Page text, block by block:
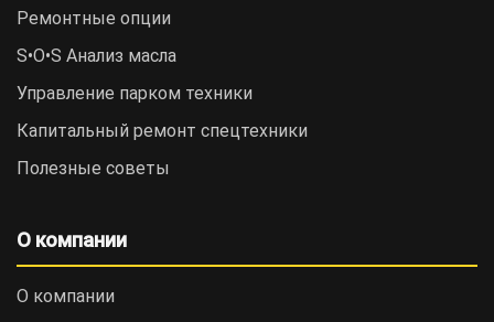
Ремонтные опции
S•O•S Анализ масла
Управление парком техники
Капитальный ремонт спецтехники
Полезные советы
О компании
О компании